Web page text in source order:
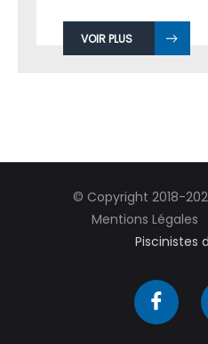
VOIR PLUS
© Copyright 2018-
Mentions Légales
Piscinistes